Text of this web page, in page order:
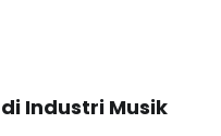
Industri Musik